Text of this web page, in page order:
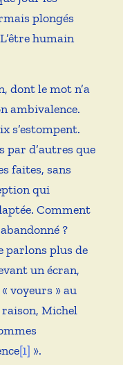
plongés
humain
dont le mot n’a
ambivalence.
s’estompent.
par d’autres que
faites, sans
qui
Comment
?
parlons plus de
un écran,
voyeurs » au
Michel
[1] ».